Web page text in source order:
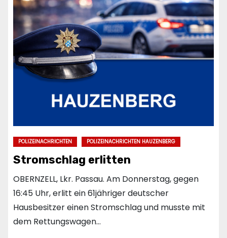
POLIZEINACHRICHTEN POLIZEINACHRICHTEN HAUZENBERG
Stromschlag erlitten
OBERNZELL, Lkr. Passau. Am Donnerstag, gegen
16:45 Uhr, erlitt ein 61jähriger deutscher
Hausbesitzer einen Stromschlag und musste mit
dem Rettungswagen…